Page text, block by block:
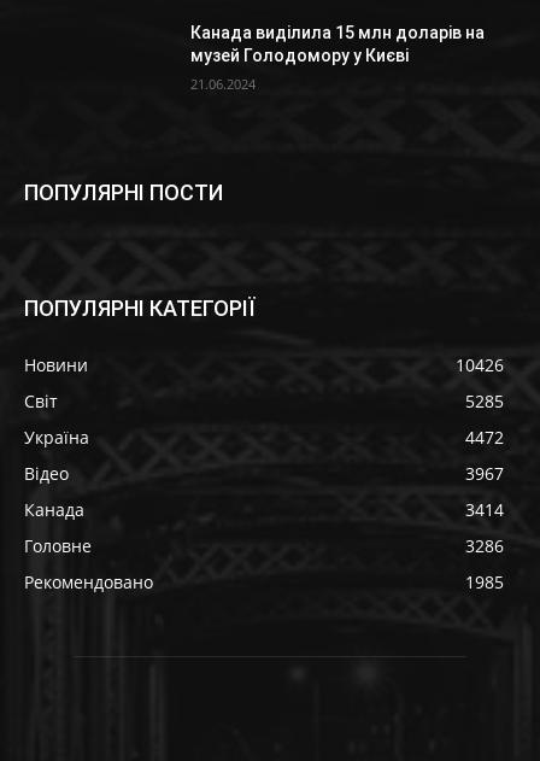
Канада виділила 15 млн доларів на
музей Голодомору у Києві
21.06.2024
ПОПУЛЯРНІ ПОСТИ
ПОПУЛЯРНІ КАТЕГОРІЇ
Новини
10426
Світ
5285
Україна
4472
Відео
3967
Канада
3414
Головне
3286
Рекомендовано
1985